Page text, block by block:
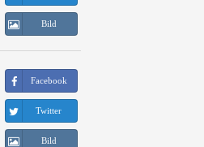
Bild
Facebook
Twitter
Bild